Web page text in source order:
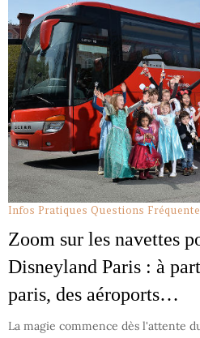
Infos Pratiques Questions
Zoom sur les navettes
Disneyland Paris : à
paris, des aéroports…
La magie commence dès l'attente